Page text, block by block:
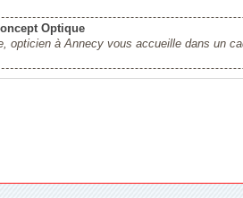
Optique
opticien à Annecy vous accueille dans un